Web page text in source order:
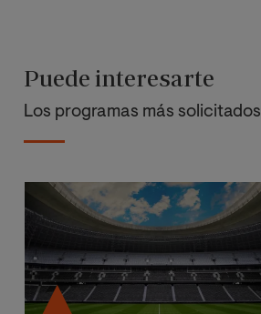
Puede interesarte
Los programas más solicitados